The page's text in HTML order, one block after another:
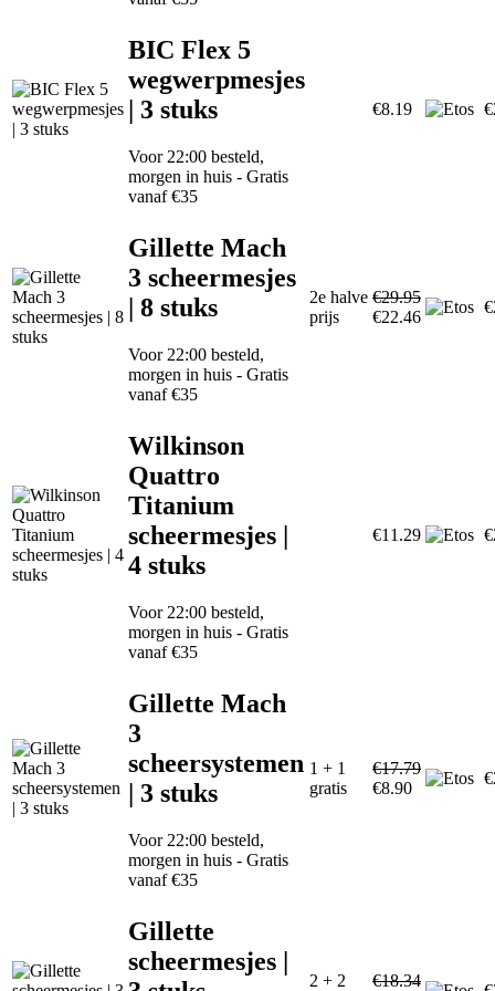
BIC Flex 5
wegwerpmesjes
| 3 stuks
Voor 22:00 besteld,
morgen in huis - Gratis
vanaf €35
€8.19
Gillette Mach
3 scheermesjes
| 8 stuks
Voor 22:00 besteld,
morgen in huis - Gratis
vanaf €35
2e halve
prijs
€29.95
€22.46
Wilkinson
Quattro
Titanium
scheermesjes |
4 stuks
Voor 22:00 besteld,
morgen in huis - Gratis
vanaf €35
€11.29
Gillette Mach
3
scheersystemen
| 3 stuks
Voor 22:00 besteld,
morgen in huis - Gratis
vanaf €35
1 + 1
gratis
€17.79
€8.90
Gillette
scheermesjes |
2 + 2
€18.34